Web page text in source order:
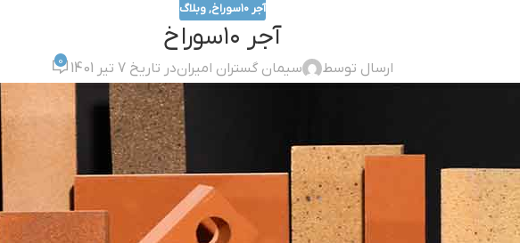
آجر ۱۰سوراخ ,وبلاگ
آجر ۱۰سوراخ
ارسال توسط سیمان گستران امیراندر تاریخ 7 تیر 1401 0